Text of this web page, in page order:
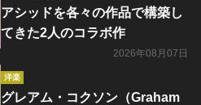
アシッドを各々の作品で構築し
てきた2人のコラボ作
2026年08月07日
洋楽
グレアム・コクソン（Graham